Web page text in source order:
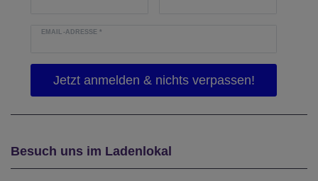
EMAIL-ADRESSE*
Besuch uns im Ladenlokal